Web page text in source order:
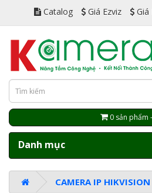
Catalog Giá Ezviz Giá
0 sản phẩm
Danh mục
CAMERA IP